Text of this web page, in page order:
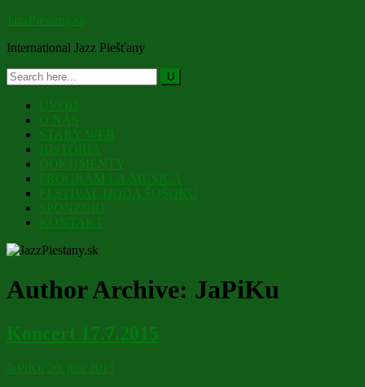
JazzPiestany.sk
International Jazz Piešťany
ÚVOD
O NÁS
STARÝ WEB
HISTÓRIA
DOKUMENTY
PROGRAM LA-MUSICA
FESTIVAL DODA ŠOŠOKU
SPONZORI
KONTAKT
Author Archive: JaPiKu
Koncert 17.7.2015
JaPiKu 20. júla 2015